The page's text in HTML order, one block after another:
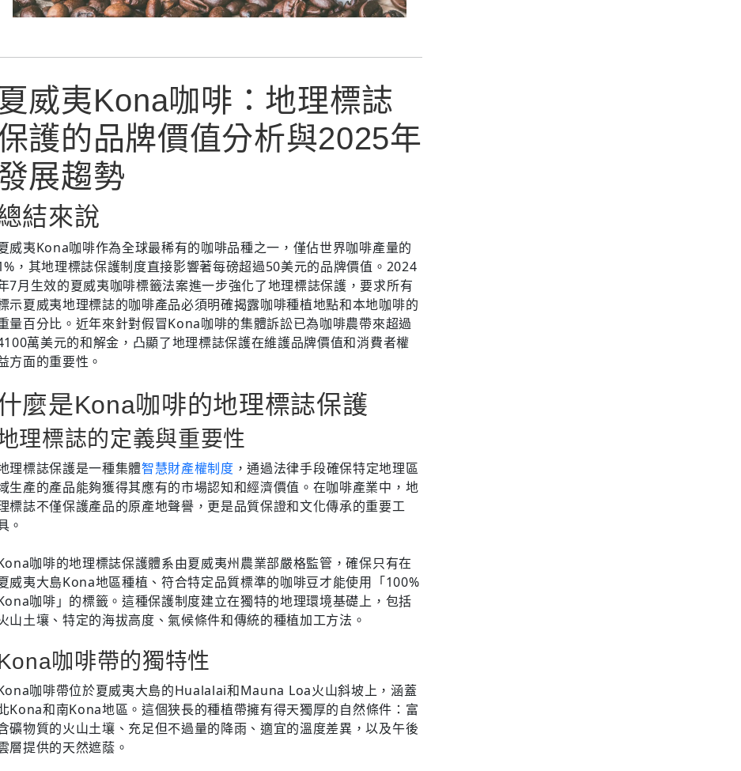
夏威夷Kona咖啡：地理標誌
護的品牌價值分析與2025年
展趨勢
結來說
威夷Kona咖啡作為全球最稀有的咖啡品種之一，僅佔世界咖啡產量的
，其地理標誌保護制度直接影響著每磅超過50美元的品牌價值。2024
7月生效的夏威夷咖啡標籤法案進一步強化了地理標誌保護，要求所有
示夏威夷地理標誌的咖啡產品必須明確揭露咖啡種植地點和本地咖啡的
量百分比。近年來針對假冒Kona咖啡的集體訴訟已為咖啡農帶來超過
萬美元的和解金，凸顯了地理標誌保護在維護品牌價值和消費者權
方面的重要性。
麼是Kona咖啡的地理標誌保護
理標誌的定義與重要性
理標誌保護是一種集體智慧財產權制度 ，通過法律手段確保特定地理區
生產的產品能夠獲得其應有的市場認知和經濟價值。在咖啡產業中，地
標誌不僅保護產品的原產地聲譽，更是品質保證和文化傳承的重要工
。
咖啡的地理標誌保護體系由夏威夷州農業部嚴格監管，確保只有在
威夷大島Kona地區種植、符合特定品質標準的咖啡豆才能使用「100%
咖啡」的標籤。這種保護制度建立在獨特的地理環境基礎上，包括
山土壤、特定的海拔高度、氣候條件和傳統的種植加工方法。
咖啡帶的獨特性
咖啡帶位於夏威夷大島的Hualalai和Mauna Loa火山斜坡上，涵蓋
Kona和南Kona地區。這個狭長的種植帶擁有得天獨厚的自然條件：富
礦物質的火山土壤、充足但不過量的降雨、適宜的溫度差異，以及午後
層提供的天然遮蔭。